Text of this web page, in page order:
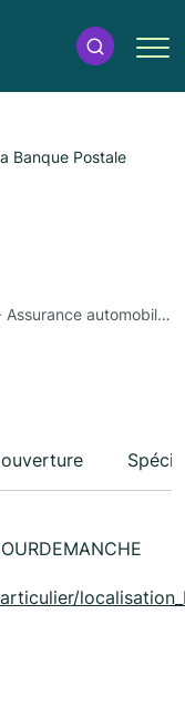
Banque Postale
Banque · Conseil en gestion d'entreprise · Assurance automobile · Assurance